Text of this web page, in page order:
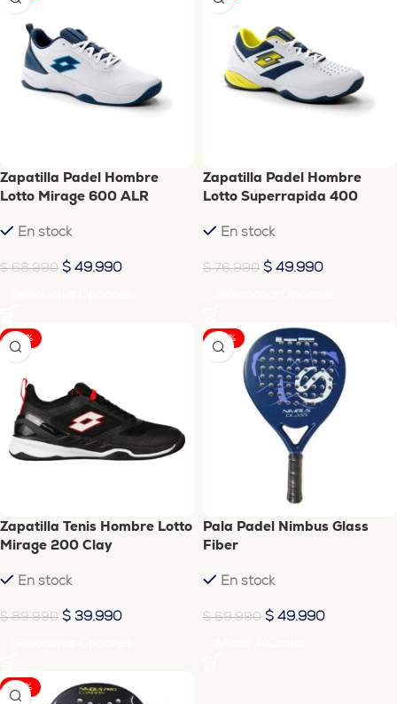
Zapatilla Padel Hombre
Lotto Mirage 600 ALR
En stock
$68.990 $ 49.990
Zapatilla Padel Hombre
Lotto Superrapida 400
En stock
$76.990 $ 49.990
-56%
Zapatilla Tenis Hombre Lotto
Mirage 200 Clay
En stock
$89.990 $ 39.990
-29%
Pala Padel Nimbus Glass
Fiber
En stock
$69.990 $ 49.990
-40%